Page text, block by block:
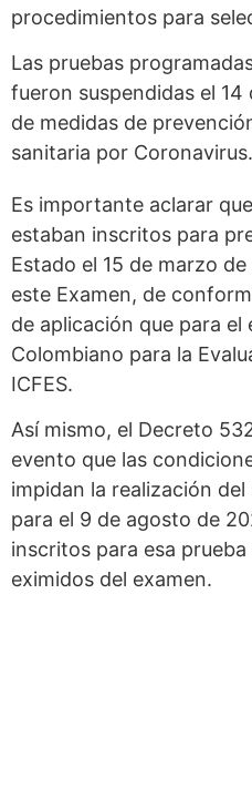
procedimientos para
Las pruebas
fueron suspendidas el
de medidas de
sanitaria por Coronavirus.
Es importante aclarar
estaban inscritos para
Estado el 15 de marzo
este Examen, de
de aplicación que para
Colombiano para la
ICFES.
Así mismo, el Decreto
evento que las
impidan la realización
para el 9 de agosto de
inscritos para esa
eximidos del examen.